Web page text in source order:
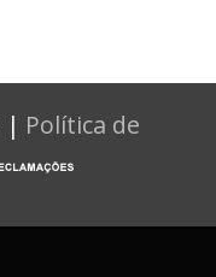
| Política de